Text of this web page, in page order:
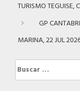
TURISMO TEGUISE,
GP
MARINA, 22 JUL
Buscar: